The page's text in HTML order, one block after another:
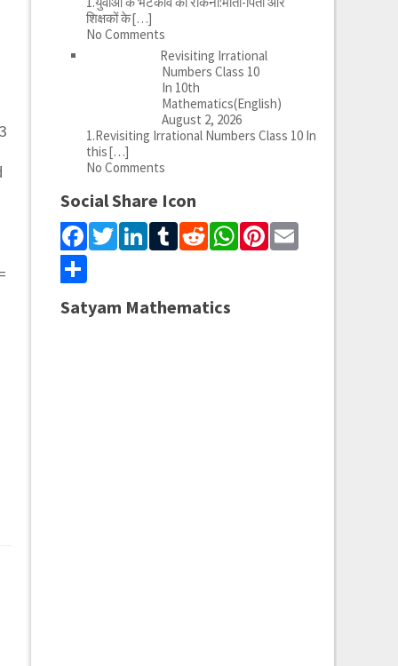
शिक्षकों के[…]
No Comments
Revisiting Irrational
Numbers Class 10
In 10th
Mathematics(English)
August 2, 2026
1.Revisiting Irrational Numbers Class 10 In
this[…]
No Comments
Social Share Icon
Facebook
Twitter
LinkedIn
Tumblr
Reddit
WhatsApp
Pinterest
Email
Share
Satyam Mathematics